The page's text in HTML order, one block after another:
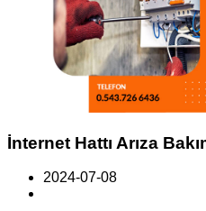
İnternet Hattı Arıza
2024-07-08